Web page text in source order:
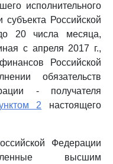
исполнительного
субъекта Российской
20 числа месяца,
с апреля 2017 г.,
Российской
обязательств
- получателя
2 настоящего
Федерации
высшим